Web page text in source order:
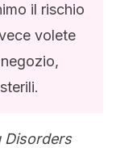
il rischio
volete
Disorders